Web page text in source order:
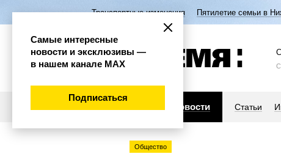
Транспортные изменения Пятилетие семьи в
Новости Статьи
Общество
Самые интересные
новости и эксклюзивы —
в нашем канале МАХ
Подписаться